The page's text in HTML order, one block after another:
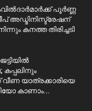
പൂർണ്ണ
അഡ്മിനിസ്ട്രേഷന്
കനത്ത തിരിച്ചടി
കപ്പലിനും
വീണ യാത്രക്കാരിയെ
കാണാം...